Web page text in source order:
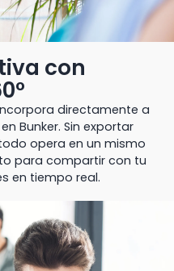
con
directamente a
Bunker. Sin exportar
opera en un mismo
para compartir con tu
en tiempo real.